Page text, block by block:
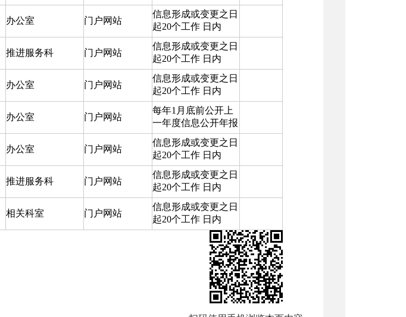
办公室 门户网站
信息形成或变更之日
起20个工作 日内
推进服务科 门户网站
信息形成或变更之日
起20个工作 日内
办公室 门户网站
信息形成或变更之日
起20个工作 日内
办公室 门户网站
每年1月底前公开上
一年度信息公开年报
办公室 门户网站
信息形成或变更之日
起20个工作 日内
推进服务科 门户网站
信息形成或变更之日
起20个工作 日内
相关科室 门户网站
信息形成或变更之日
起20个工作 日内